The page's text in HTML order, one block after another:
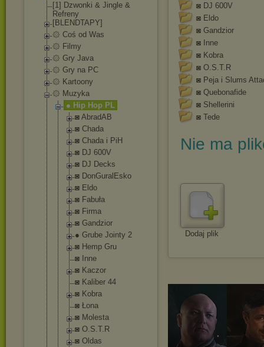
[1] Dzwonki & Jingle &
Refreny
[BLENDTAPY]
۞ Coś od Was
۞ Filmy
۞ Gry Java
۞ Gry na PC
۞ Kartoony
۞ Muzyka
● Hip Hop PL
◙ AbradAB
◙ Chada
◙ Chada i PiH
◙ DJ 600V
◙ DJ Decks
◙ DonGuralEsko
◙ Eldo
◙ Fabuła
◙ Firma
◙ Gandzior
● Grube Jointy 2
◙ Hemp Gru
◙ Inne
◙ Kaczor
◙ Kaliber 44
◙ Kobra
◙ Łona
◙ Molesta
◙ O.S.T.R
◙ Oldas
◙ DJ 600V
◙ Eldo
◙ Gandzior
◙ Inne
◙ Kobra
◙ O.S.T.R
◙ Peja i Slums
◙ Quebonafide
◙ Shellerini
◙ Tede
Nie ma
Dodaj plik